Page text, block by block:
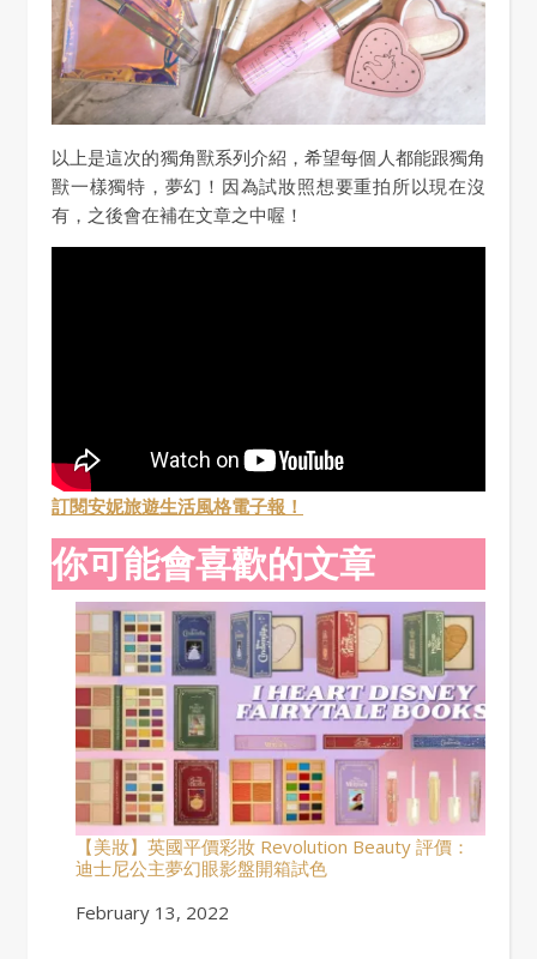
以上是這次的獨角獸系列介紹，希望每個人都能跟獨角
獸一樣獨特，夢幻！因為試妝照想要重拍所以現在沒
有，之後會在補在文章之中喔！
訂閱安妮旅遊生活風格電子報！
你可能會喜歡的文章
【美妝】英國平價彩妝 Revolution Beauty 評價：
迪士尼公主夢幻眼影盤開箱試色
Date
February 13, 2022